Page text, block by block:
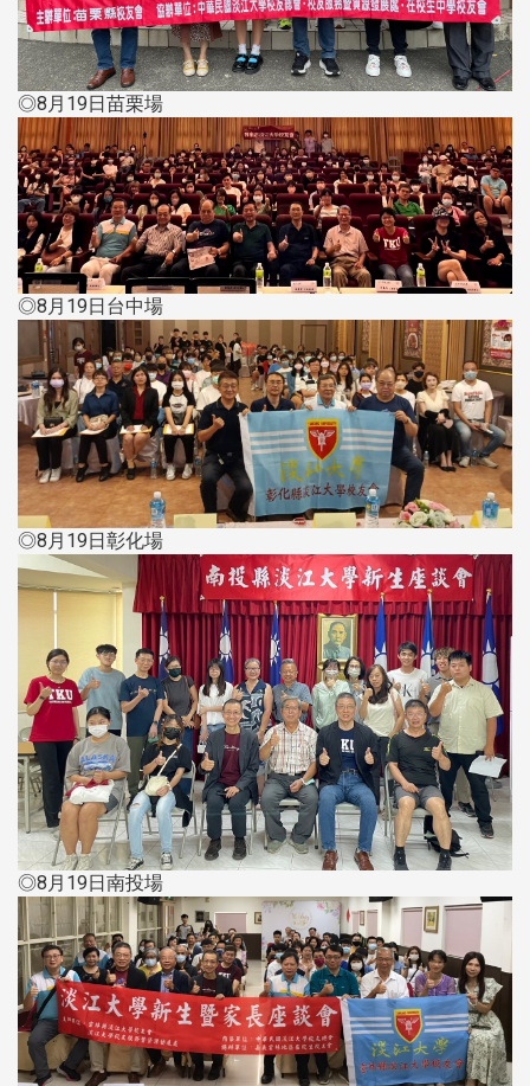
◎8月19日苗栗場
◎8月19日台中場
◎8月19日彰化場
◎8月19日南投場